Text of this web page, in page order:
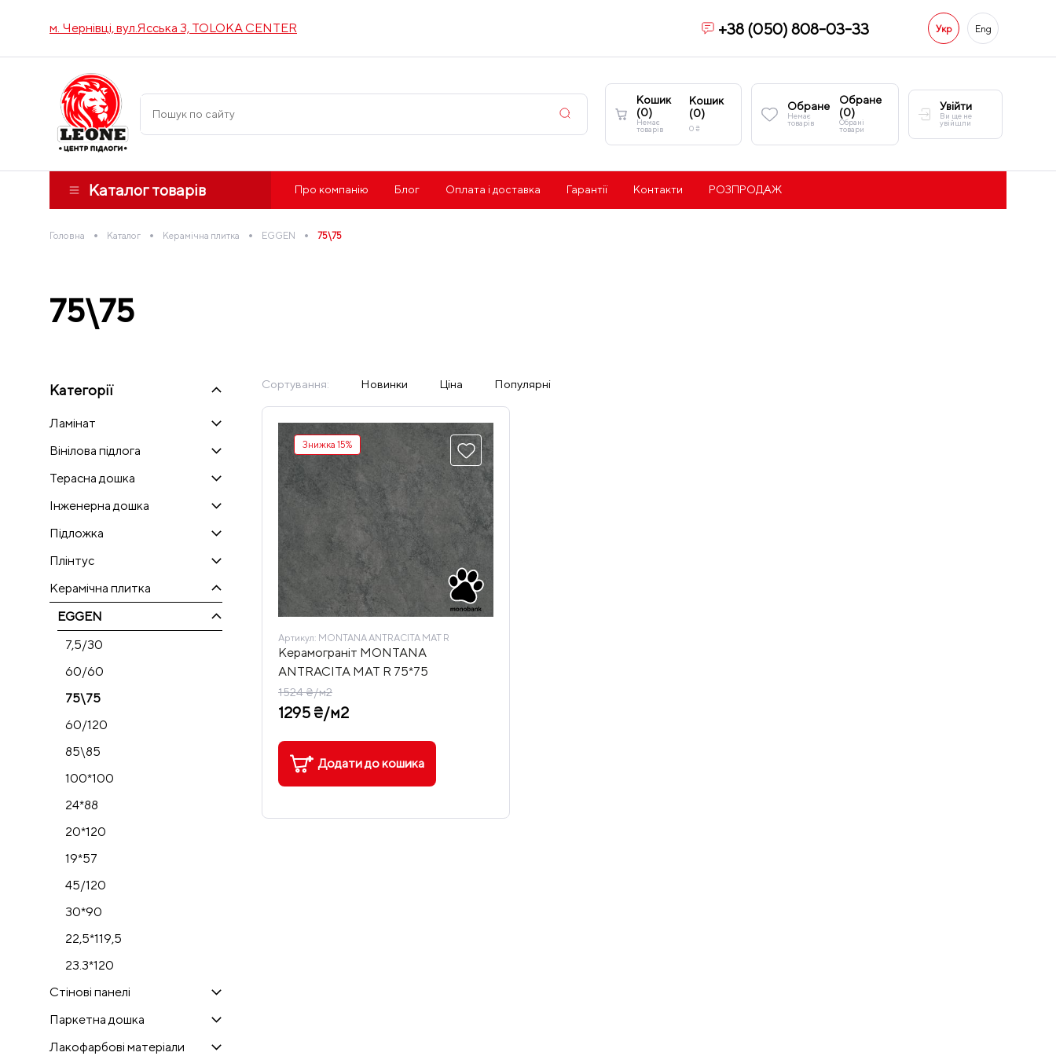
м. Чернівці, вул.Ясська 3, TOLOKA CENTER +38 (050) 808-03-33 Укр Eng
Кошик
(0)
Немає
товарів
Кошик
(0)
0₴
Обране
Немає
товарів
Обране
(0)
Обрані
товари
Увійти
Ви ще не
увійшли
Каталог товарів Про компанію Блог Оплата і доставка Гарантії Контакти РОЗПРОДАЖ
Головна • Каталог • Керамічна плитка • EGGEN • 75\75
75\75
Категорії
Ламінат
Вінілова підлога
Терасна дошка
Інженерна дошка
Підложка
Плінтус
Керамічна плитка
EGGEN
7,5/30
60/60
75\75
60/120
85\85
100*100
24*88
20*120
19*57
45/120
30*90
22,5*119,5
23.3*120
Стінові панелі
Паркетна дошка
Лакофарбові матеріали
Сортування: Новинки Ціна Популярні
Знижка 15%
Артикул: MONTANA ANTRACITA MAT R
Керамограніт MONTANA
ANTRACITA MAT R 75*75
1524 ₴/м2
1295 ₴/м2
Додати до кошика